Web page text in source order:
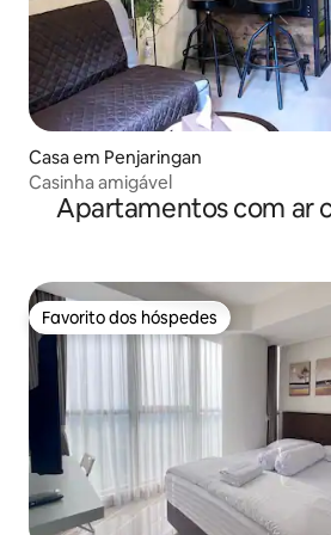
Casa em Penjaringan
Casinha amigável
Apartamentos com ar
Favorito dos hóspedes
Favorito dos hóspedes